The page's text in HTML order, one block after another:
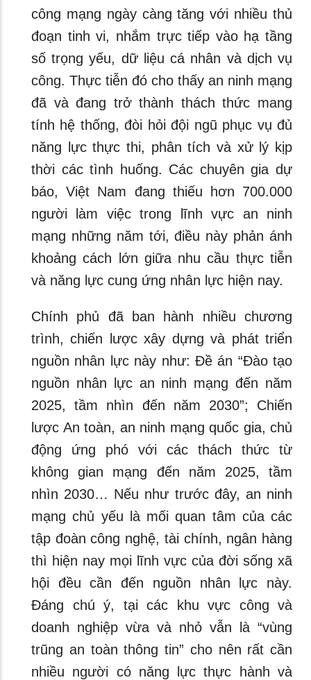
công mạng ngày càng tăng với nhiều thủ
đoạn tinh vi, nhắm trực tiếp vào hạ tầng
số trọng yếu, dữ liệu cá nhân và dịch vụ
công. Thực tiễn đó cho thấy an ninh mạng
đã và đang trở thành thách thức mang
tính hệ thống, đòi hỏi đội ngũ phục vụ đủ
năng lực thực thi, phân tích và xử lý kịp
thời các tình huống. Các chuyên gia dự
báo, Việt Nam đang thiếu hơn 700.000
người làm việc trong lĩnh vực an ninh
mạng những năm tới, điều này phản ánh
khoảng cách lớn giữa nhu cầu thực tiễn
và năng lực cung ứng nhân lực hiện nay.
Chính phủ đã ban hành nhiều chương
trình, chiến lược xây dựng và phát triển
nguồn nhân lực này như: Đề án “Đào tạo
nguồn nhân lực an ninh mạng đến năm
2025, tầm nhìn đến năm 2030”; Chiến
lược An toàn, an ninh mạng quốc gia, chủ
động ứng phó với các thách thức từ
không gian mạng đến năm 2025, tầm
nhìn 2030… Nếu như trước đây, an ninh
mạng chủ yếu là mối quan tâm của các
tập đoàn công nghệ, tài chính, ngân hàng
thì hiện nay mọi lĩnh vực của đời sống xã
hội đều cần đến nguồn nhân lực này.
Đáng chú ý, tại các khu vực công và
doanh nghiệp vừa và nhỏ vẫn là “vùng
trũng an toàn thông tin” cho nên rất cần
nhiều người có năng lực thực hành và